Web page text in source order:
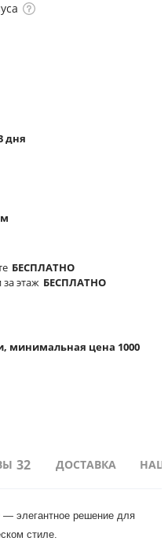
дня
БЕСПЛАТНО
этаж БЕСПЛАТНО
минимальная цена 1000
32 ДОСТАВКА
— элегантное решение для
стиле.